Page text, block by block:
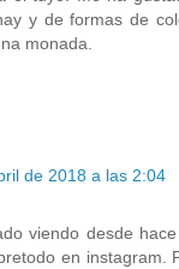
y de formas de
monada.
de 2018 a las 2:04
viendo desde
en instagram.